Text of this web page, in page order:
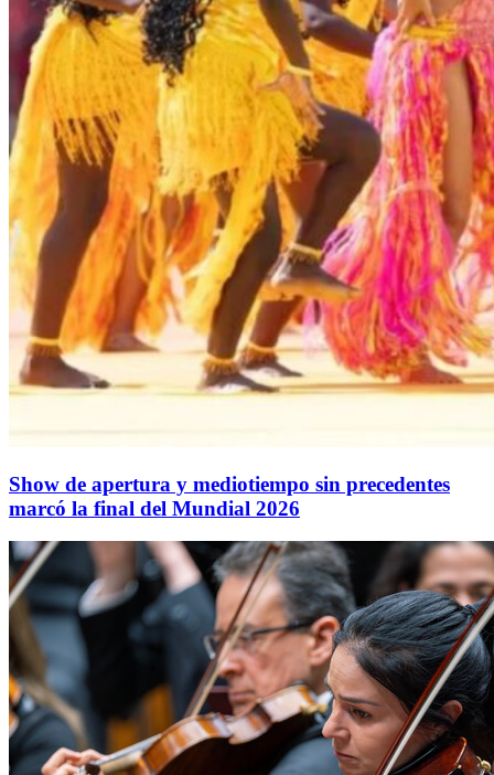
Show de apertura y mediotiempo sin precedentes
marcó la final del Mundial 2026